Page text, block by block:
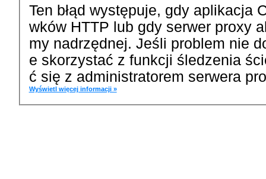
Ten błąd występuje, gdy aplikacja
wków HTTP lub gdy serwer proxy
my nadrzędnej. Jeśli problem nie
e skorzystać z funkcji śledzenia
ć się z administratorem serwera
Wyświetl więcej informacji »